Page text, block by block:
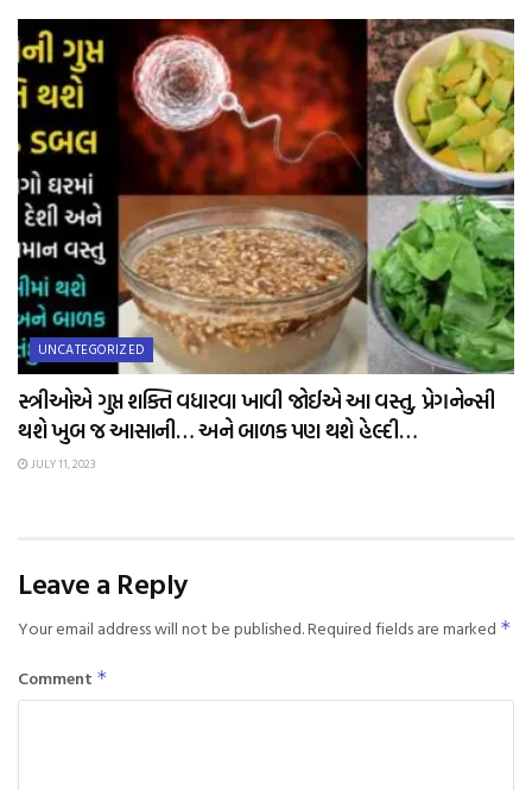
UNCATEGORIZED
સ્ત્રીઓએ ગુપ્ત શક્તિ વધારવા ખાવી જોઈએ આ વસ્તુ, પ્રેગનેન્સી
થશે ખુબ જ આસાની… અને બાળક પણ થશે હેલ્દી…
JULY 11, 2023
Leave a Reply
Your email address will not be published.Required fields are marked *
Comment *